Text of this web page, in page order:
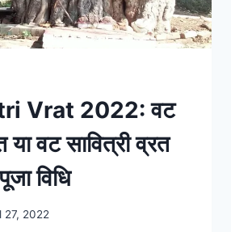
Vrat 2022: वट
वट सावित्री व्रत
विधि
27, 2022